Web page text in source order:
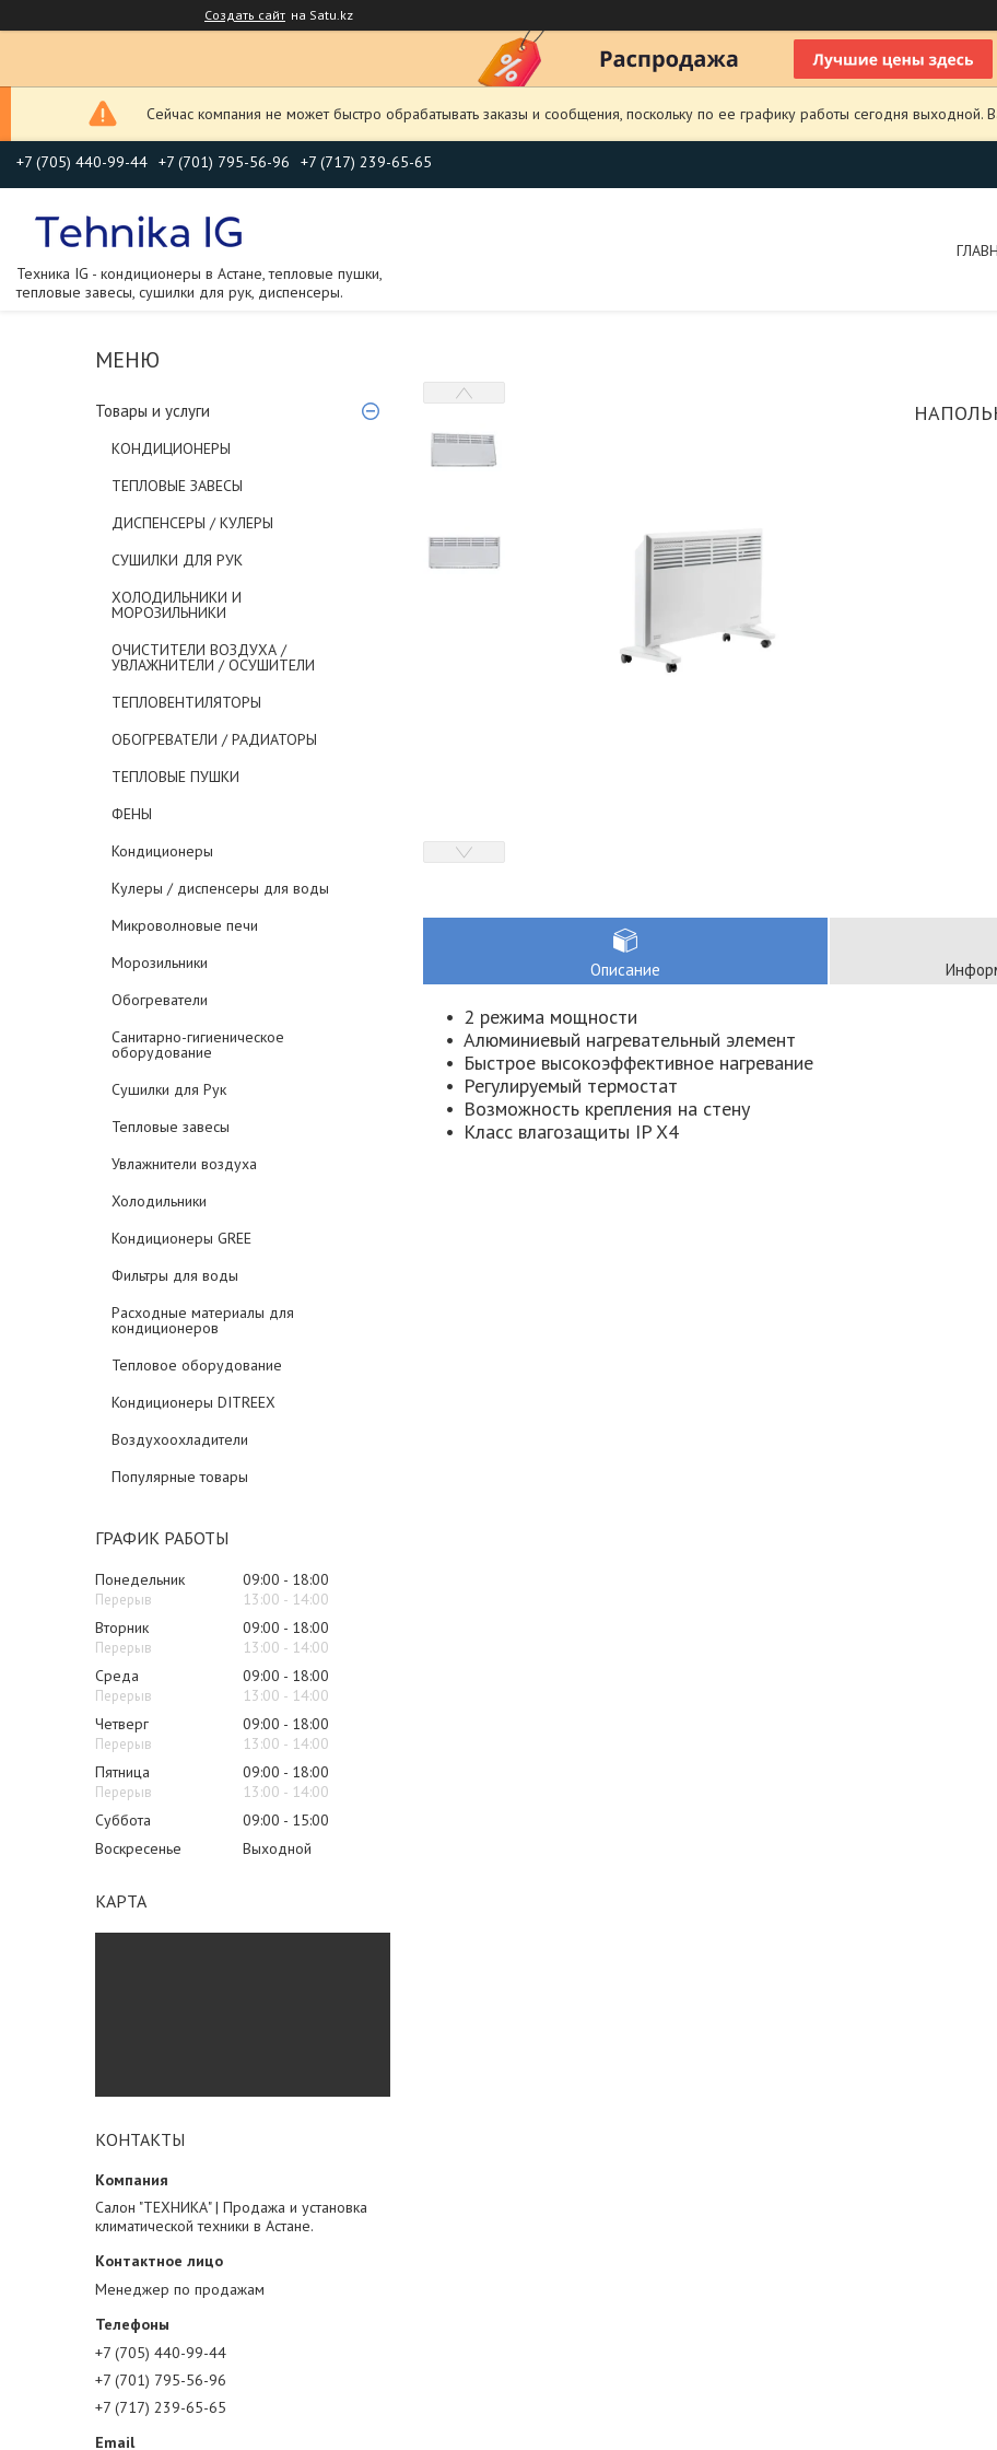
Создать сайт на Satu.kz
Сейчас компания не может быстро обрабатывать заказы и сообщения, поскольку по ее графику работы сегодня
+7 (705) 440-99-44 +7 (701) 795-56-96 +7 (717) 239-65-65
Техника IG - кондиционеры в Астане, тепловые пушки,
тепловые завесы, сушилки для рук, диспенсеры.
Товары и услуги
КОНДИЦИОНЕРЫ
ТЕПЛОВЫЕ ЗАВЕСЫ
ДИСПЕНСЕРЫ / КУЛЕРЫ
СУШИЛКИ ДЛЯ РУК
ХОЛОДИЛЬНИКИ И
МОРОЗИЛЬНИКИ
ОЧИСТИТЕЛИ ВОЗДУХА /
УВЛАЖНИТЕЛИ / ОСУШИТЕЛИ
ТЕПЛОВЕНТИЛЯТОРЫ
ОБОГРЕВАТЕЛИ / РАДИАТОРЫ
ТЕПЛОВЫЕ ПУШКИ
ФЕНЫ
Кондиционеры
Кулеры / диспенсеры для воды
Микроволновые печи
Морозильники
Обогреватели
Санитарно-гигиеническое
оборудование
Сушилки для Рук
Тепловые завесы
Увлажнители воздуха
Холодильники
Кондиционеры GREE
Фильтры для воды
Расходные материалы для
кондиционеров
Тепловое оборудование
Кондиционеры DITREEX
Воздухоохладители
Популярные товары
ГРАФИК РАБОТЫ
Понедельник 09:00
18:00
13:00
14:00
Вторник
09:00
18:00
13:00
14:00
Среда
09:00
18:00
13:00
14:00
Четверг
09:00
18:00
13:00
14:00
Пятница
09:00
18:00
13:00
14:00
Суббота
09:00
15:00
Воскресенье
Выходной
КАРТА
КОНТАКТЫ
Салон "ТЕХНИКА" | Продажа и установка
климатической техники в Астане.
Менеджер по продажам
+7 (705) 440-99-44
+7 (701) 795-56-96
+7 (717) 239-65-65
Описание
2 режима мощности
Алюминиевый нагревательный элемент
Быстрое высокоэффективное нагревание
Регулируемый термостат
Возможность крепления на стену
Класс влагозащиты IP X4